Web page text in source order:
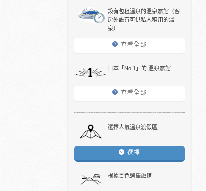
設有包租溫泉的溫泉旅館（客
房外設有可供私人租用的溫
泉）
查看全部
日本「No.1」的 溫泉旅館
查看全部
選擇人氣溫泉渡假區
選擇
根據景色選擇旅館